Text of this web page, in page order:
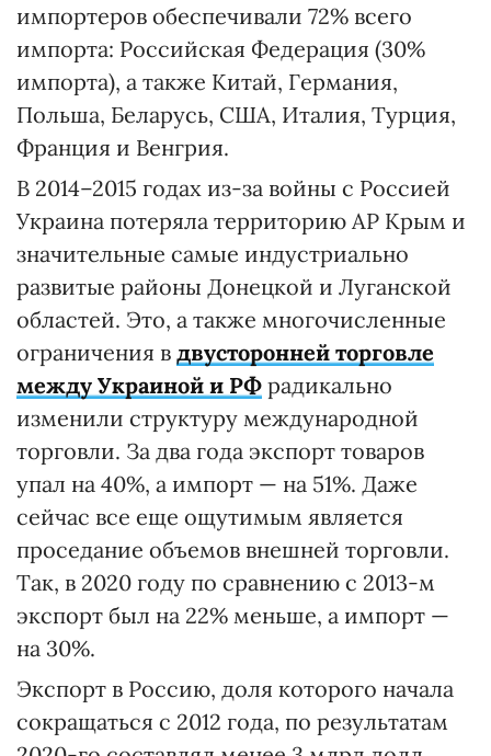
импортеров обеспечивали 72% всего
импорта: Российская Федерация (30%
импорта), а также Китай, Германия,
Польша, Беларусь, США, Италия, Турция,
Франция и Венгрия.
В 2014–2015 годах из-за войны с Россией
Украина потеряла территорию АР Крым и
значительные самые индустриально
развитые районы Донецкой и Луганской
областей. Это, а также многочисленные
ограничения в двусторонней торговле
между Украиной и РФ радикально
изменили структуру международной
торговли. За два года экспорт товаров
упал на 40%, а импорт — на 51%. Даже
сейчас все еще ощутимым является
проседание объемов внешней торговли.
Так, в 2020 году по сравнению с 2013-м
экспорт был на 22% меньше, а импорт —
на 30%.
Экспорт в Россию, доля которого начала
сокращаться с 2012 года, по результатам